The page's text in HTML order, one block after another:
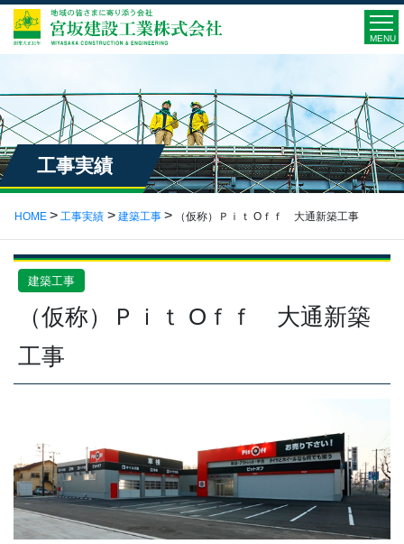
MENU
工事実績
HOME 工事実績 建築工事 （仮称）Ｐｉｔ Oｆｆ 大通新築工事
建築工事
（仮称）Ｐｉｔ Oｆｆ 大通新築
工事